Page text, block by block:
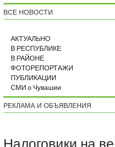
ВСЕ НОВОСТИ
АКТУАЛЬНО
В РЕСПУБЛИКЕ
В РАЙОНЕ
ФОТОРЕПОРТАЖИ
ПУБЛИКАЦИИ
СМИ о Чувашии
РЕКЛАМА И ОБЪЯВЛЕНИЯ